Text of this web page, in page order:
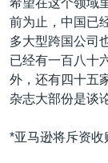
关注西藏
关注新疆
GEN Z 看美国
希望在这个领域
前为止，中国已
多大型跨国公司
已经有一百八十
外，还有四十五
杂志大部份是谈
*亚马逊将斥资收